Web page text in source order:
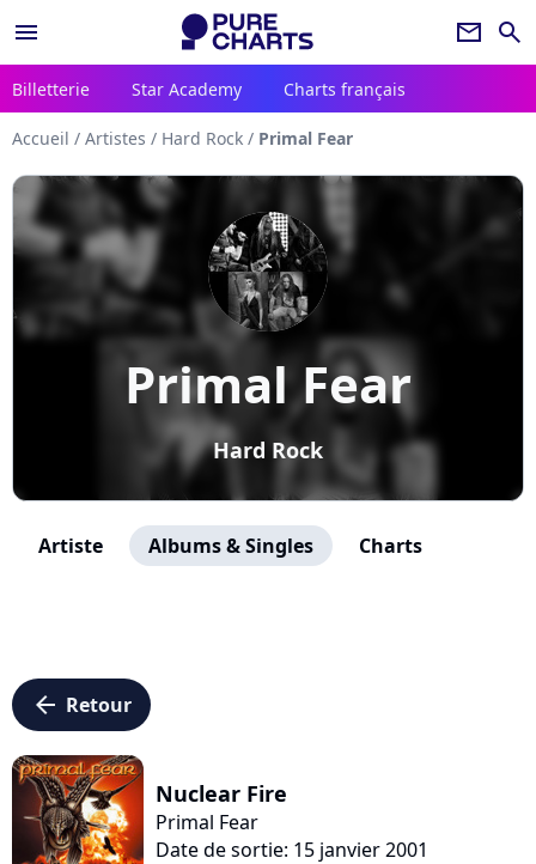
menu newsletter search
Billetterie Star Academy Charts français
Accueil / Artistes / Hard Rock / Primal Fear
Primal Fear
Hard Rock
Artiste Albums & Singles Charts
arrow_left Retour
Nuclear Fire
Primal Fear
Date de sortie: 15 janvier 2001